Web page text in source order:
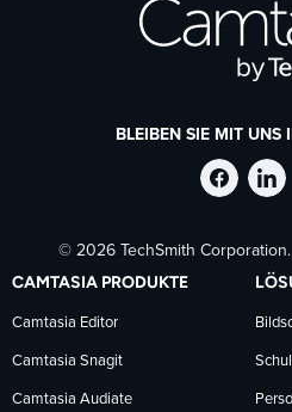
BLEIBEN SIE MIT UNS
auf
© 2026 TechSmith
CAMTASIA PRODUKTE
Camtasia Editor
Camtasia Snagit
Camtasia Audiate